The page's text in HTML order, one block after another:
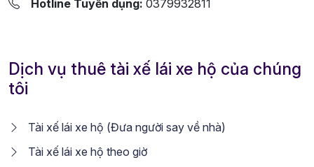
Hotline Tuyển dụng: 0379932811
Dịch vụ thuê tài xế lái xe hộ của chúng
tôi
Tài xế lái xe hộ (Đưa người say về nhà)
Tài xế lái xe hộ theo giờ